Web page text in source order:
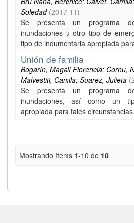
Soledad (2017-11)
Se presenta un programa
inundaciones u otro tipo de
tipo de indumentaria apropiada
Unión de familia
Bogarín, Magalí Florencia; Cornu,
Malvestiti, Camila; Suarez, Julieta (
Se presenta un programa
inundaciones, así como un
apropiada para tales circunstancias.
Mostrando ítems 1-10 de 10